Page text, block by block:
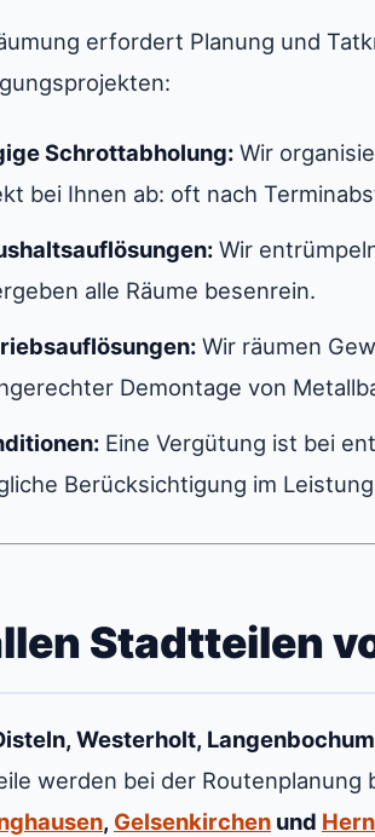
erfordert Planung und
Schrottabholung: Wir
bei Ihnen ab: oft nach
Wir
alle Räume besenrein.
Wir räumen
Demontage von
Eine Vergütung ist bei
Berücksichtigung im
Stadtteilen
Westerholt,
werden bei der
, Gelsenkirchen und